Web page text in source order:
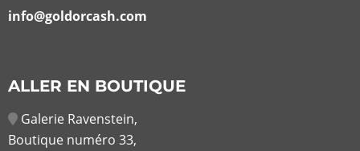
info@goldorcash.com
ALLER EN BOUTIQUE
Galerie Ravenstein,
Boutique numéro 33,